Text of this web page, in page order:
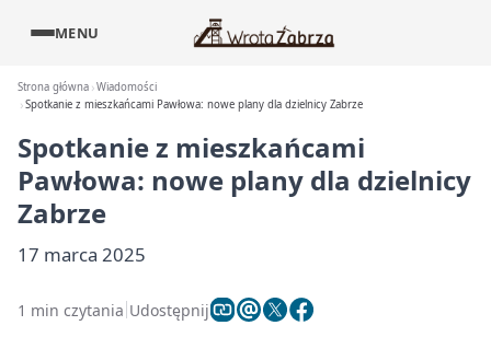
MENU
Strona główna Wiadomości
Spotkanie z mieszkańcami Pawłowa: nowe plany dla dzielnicy Zabrze
Spotkanie z mieszkańcami
Pawłowa: nowe plany dla dzielnicy
Zabrze
17 marca 2025
1 min czytania Udostępnij